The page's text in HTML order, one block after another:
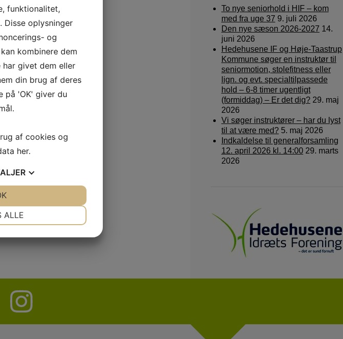
To nye seniorhold i HIF – kom
med fra uge 37 9. juli 2026
Den nye sæson 2026-2027 14.
juni 2026
Hedehusene IF og Høje-Taastrup
Kommune søger en instruktør til
seniormotion, stolefitness eller
lign. og evt. specialtilpassede
hold – 6-8 timer ugentligt
(formiddag) – Er det dig? 29. maj
2026
Vi søger instruktører – har du lyst
til at være med? 5. maj 2026
Indkaldelse til generalforsamling
12. april 2026 kl. 14:00 29. marts
2026
funktionalitet,
Disse oplysninger
og
kombinere dem
givet dem eller
din brug af deres
på 'OK' giver du
af cookies og
her.
ALLE